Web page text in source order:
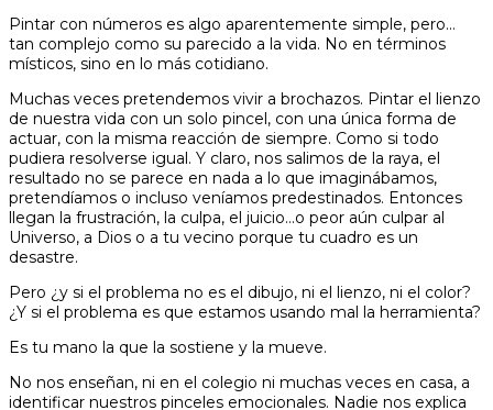
Pintar con números es algo aparentemente simple, pero…
tan complejo como su parecido a la vida. No en términos
místicos, sino en lo más cotidiano.
Muchas veces pretendemos vivir a brochazos. Pintar el lienzo
de nuestra vida con un solo pincel, con una única forma de
actuar, con la misma reacción de siempre. Como si todo
pudiera resolverse igual. Y claro, nos salimos de la raya, el
resultado no se parece en nada a lo que imaginábamos,
pretendíamos o incluso veníamos predestinados. Entonces
llegan la frustración, la culpa, el juicio…o peor aún culpar al
Universo, a Dios o a tu vecino porque tu cuadro es un
desastre.
Pero ¿y si el problema no es el dibujo, ni el lienzo, ni el color?
¿Y si el problema es que estamos usando mal la herramienta?
Es tu mano la que la sostiene y la mueve.
No nos enseñan, ni en el colegio ni muchas veces en casa, a
identificar nuestros pinceles emocionales. Nadie nos explica